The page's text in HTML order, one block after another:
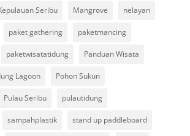
Seribu Mangrove nelayan
paket gathering paketmancing
paketwisatatidung Panduan Wisata
Lagoon Pohon Sukun
Pulau Seribu pulautidung
sampahplastik stand up paddleboard